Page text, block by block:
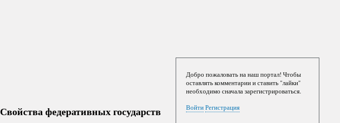
Свойства федеративных государств
Добро пожаловать на наш портал! Чтобы
оставлять комментарии и ставить "лайки"
необходимо сначала зарегистрироваться.
Войти Регистрация